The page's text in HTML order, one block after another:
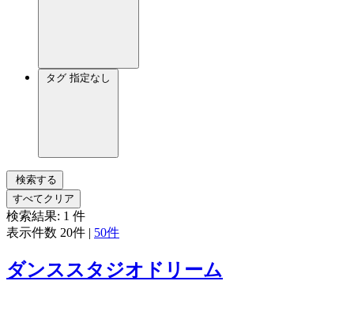
タグ 指定なし
検索する
すべてクリア
検索結果: 1 件
表示件数 20件 | 50件
ダンススタジオドリーム